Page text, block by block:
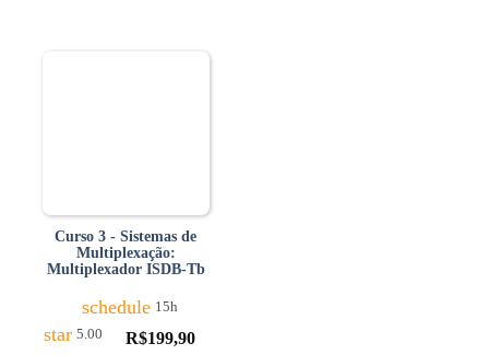
Curso 3 - Sistemas de
Multiplexação:
Multiplexador ISDB-Tb
schedule 15h
star 5.00 R$199,90